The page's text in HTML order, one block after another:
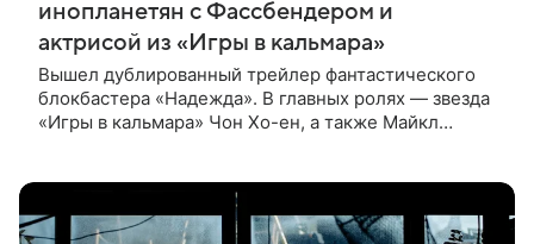
инопланетян с Фассбендером и
актрисой из «Игры в кальмара»
Вышел дублированный трейлер фантастического
блокбастера «Надежда». В главных ролях — звезда
«Игры в кальмара» Чон Хо-ен, а также Майкл